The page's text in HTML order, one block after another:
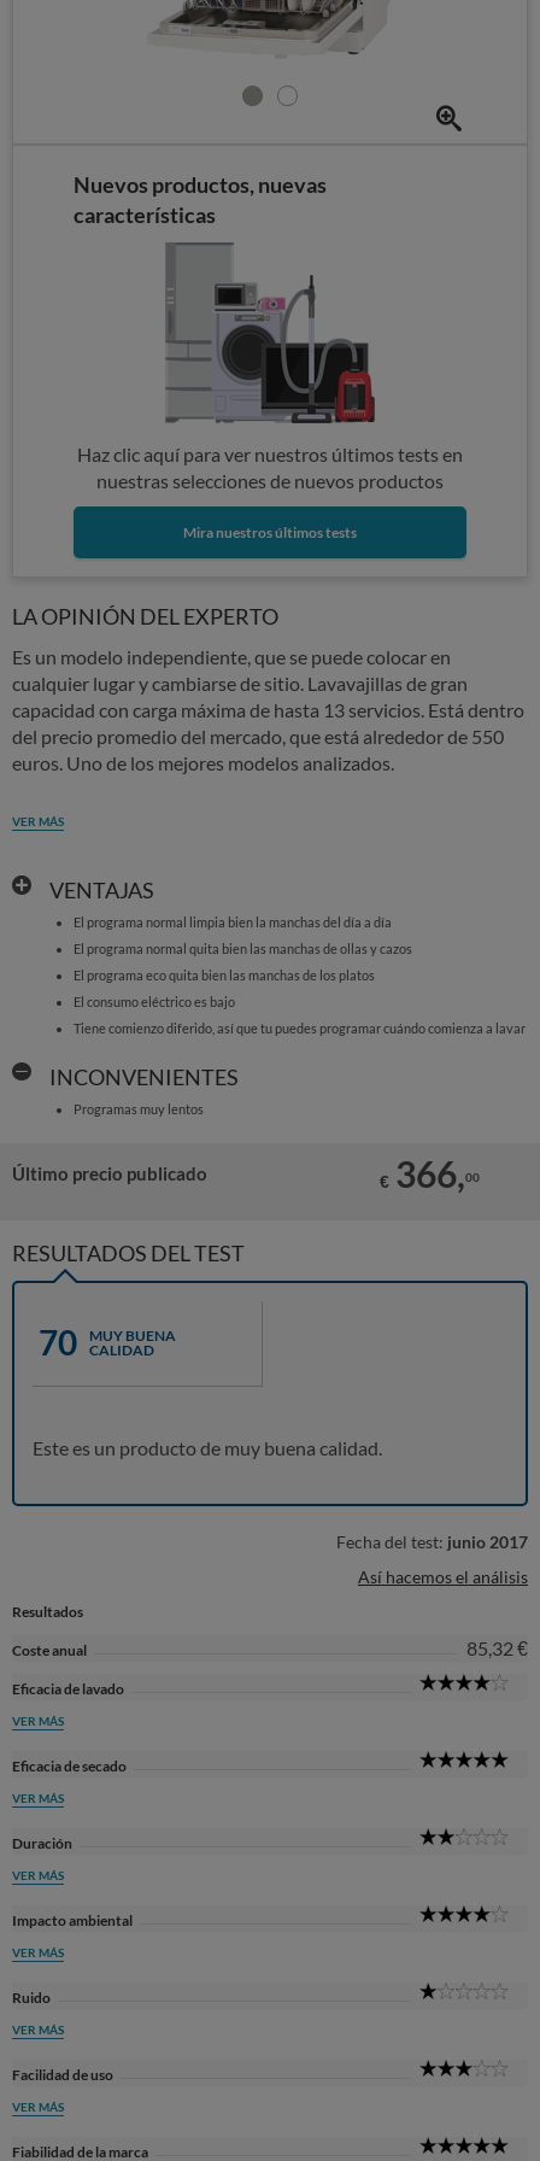
Nuevos productos, nuevas
características
Haz clic aquí para ver nuestros últimos tests en
nuestras selecciones de nuevos productos
Mira nuestros últimos tests
LA OPINIÓN DEL EXPERTO
Es un modelo independiente, que se puede colocar en
cualquier lugar y cambiarse de sitio. Lavavajillas de gran
capacidad con carga máxima de hasta 13 servicios. Está dentro
del precio promedio del mercado, que está alrededor de 550
euros. Uno de los mejores modelos analizados.
VER MÁS
VENTAJAS
El programa normal limpia bien la manchas del día a día
El programa normal quita bien las manchas de ollas y cazos
El programa eco quita bien las manchas de los platos
El consumo eléctrico es bajo
Tiene comienzo diferido, así que tu puedes programar cuándo comienza a lavar
INCONVENIENTES
Programas muy lentos
Último precio publicado € 366,00
RESULTADOS DEL TEST
70
MUY BUENA
CALIDAD
Este es un producto de muy buena calidad.
Fecha del test: junio 2017
Así hacemos el análisis
Resultados
Coste anual 85,32 €
Eficacia de lavado
VER MÁS
Eficacia de secado
VER MÁS
Duración
VER MÁS
Impacto ambiental
VER MÁS
Ruido
VER MÁS
Facilidad de uso
VER MÁS
Fiabilidad de la marca